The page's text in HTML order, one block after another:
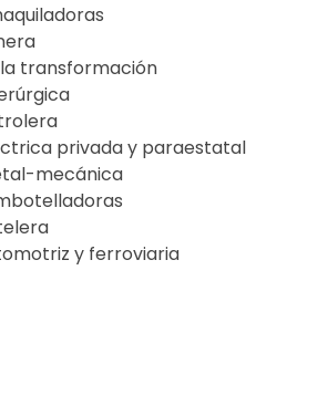
transformación
privada y paraestatal
mecánica
y ferroviaria